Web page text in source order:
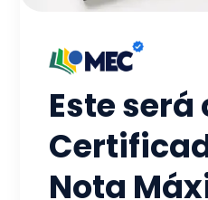
Este será
Nota